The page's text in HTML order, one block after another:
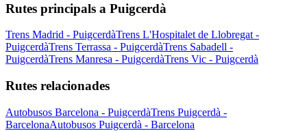
Rutes principals a Puigcerdà
Trens Madrid - PuigcerdàTrens L'Hospitalet de Llobregat -
PuigcerdàTrens Terrassa - PuigcerdàTrens Sabadell -
PuigcerdàTrens Manresa - PuigcerdàTrens Vic - Puigcerdà
Rutes relacionades
Autobusos Barcelona - PuigcerdàTrens Puigcerdà -
BarcelonaAutobusos Puigcerdà - Barcelona